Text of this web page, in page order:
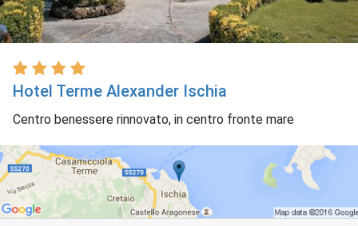
Hotel Terme Alexander Ischia
Centro benessere rinnovato, in centro fronte mare